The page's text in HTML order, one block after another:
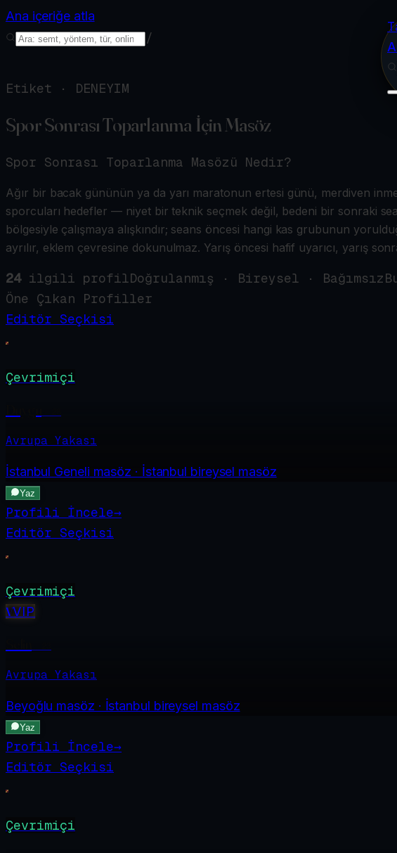
Ana içeriğe atla
/
Etiket · DENEYIM
Spor Sonrası Toparlanma İçin Masöz
Spor Sonrası Toparlanma Masözü Nedir?
Ağır bir bacak gününün ya da yarı maratonun ertesi günü, merdiven
sporcuları hedefler — niyet bir teknik seçmek değil, bedeni bir sonraki
bölgesiyle çalışmaya alışkındır; seans öncesi hangi kas grubunun
ayrılır, eklem çevresine dokunulmaz. Yarış öncesi hafif uyarıcı, yarış
24 ilgili profilDoğrulanmış · Bireysel · Bağımsız
Öne Çıkan Profiller
Editör Seçkisi
Çevrimiçi
Avrupa Yakası
İstanbul Geneli masöz · İstanbul bireysel masöz
Yaz
Profili İncele→
Editör Seçkisi
Çevrimiçi
VVIP
Avrupa Yakası
Beyoğlu masöz · İstanbul bireysel masöz
Yaz
Profili İncele→
Editör Seçkisi
Çevrimiçi